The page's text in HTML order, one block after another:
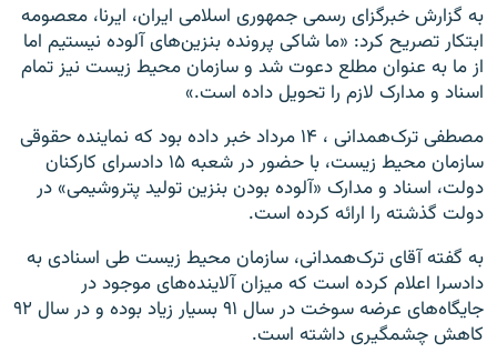
به گزارش خبرگزای رسمی جمهوری اسلامی ایران، ایرنا، معصومه
ابتکار تصریح کرد: «ما شاکی پرونده بنزین‌های آلوده نیستیم اما
از ما به عنوان مطلع دعوت شد و سازمان محیط زیست نیز تمام
اسناد و مدارک لازم را تحویل داده است.»
مصطفی ترک‌همدانی ، ۱۴ مرداد خبر داده بود که نماینده حقوقی
سازمان محیط زیست، با حضور در شعبه ۱۵ دادسرای کارکنان
دولت، اسناد و مدارک «آلوده بودن بنزین تولید پتروشیمی» در
دولت گذشته را ارائه کرده است.
به گفته آقای ترک‌همدانی، سازمان محیط زیست طی اسنادی به
دادسرا اعلام کرده است که میزان آلاینده‌های موجود در
جایگاه‌های عرضه سوخت در سال ۹۱ بسیار زیاد بوده و در سال ۹۲
کاهش چشمگیری داشته است.